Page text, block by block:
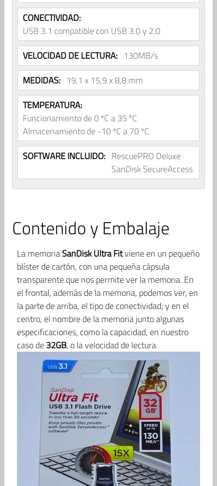
CONECTIVIDAD:
USB 3.1 compatible con USB 3.0 y 2.0
VELOCIDAD DE LECTURA: 130MB/s
MEDIDAS: 19,1 x 15,9 x 8,8 mm
TEMPERATURA:
Funcionamiento de 0 ºC a 35 ºC
Almacenamiento de -10 ºC a 70 ºC
SOFTWARE INCLUIDO: RescuePRO Deluxe
SanDisk SecureAccess
Contenido y Embalaje
La memoriaSanDisk Ultra Fitviene en un pequeño
blíster de cartón, con una pequeña cápsula
transparente que nos permite ver la memoria. En
el frontal, además de la memoria, podemos ver, en
la parte de arriba, el tipo de conectividad; y en el
centro, el nombre de la memoria junto algunas
especificaciones, como la capacidad, en nuestro
caso de32GB, o la velocidad de lectura.